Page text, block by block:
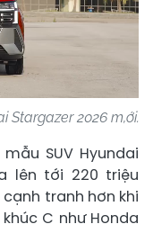
Stargazer 2026 m,ới.
SUV Hyundai
lên tới 220 triệu
tranh hơn khi
C như Honda